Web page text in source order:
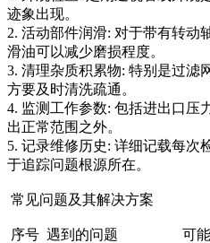
迹象出现。
2. 活动部件润滑: 对于带有转动
滑油可以减少磨损程度。
3. 清理杂质积累物: 特别是过滤
方要及时清洗疏通。
4. 监测工作参数: 包括进出口压
出正常范围之外。
5. 记录维修历史: 详细记载每次
于追踪问题根源所在。
常见问题及其解决方案
序号 遇到的问题